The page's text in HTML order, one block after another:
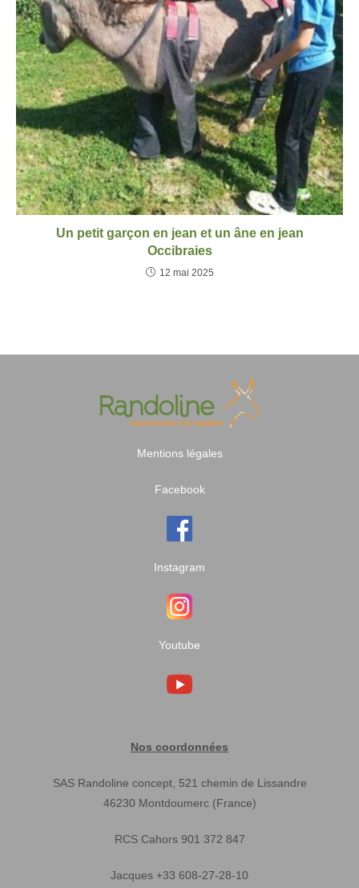
Un petit garçon en jean et un âne en jean
Occibraies
12 mai 2025
Mentions légales
Facebook
Instagram
Youtube
Nos coordonnées
SAS Randoline concept, 521 chemin de Lissandre
46230 Montdoumerc (France)
RCS Cahors 901 372 847
Jacques +33 608-27-28-10